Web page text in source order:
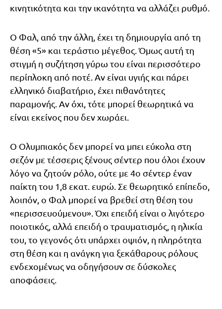
κινητικότητα και την ικανότητα να αλλάζει ρυθμό.
Ο Φαλ, από την άλλη, έχει τη δημιουργία από τη
θέση «5» και τεράστιο μέγεθος. Όμως αυτή τη
στιγμή η συζήτηση γύρω του είναι περισσότερο
περίπλοκη από ποτέ. Αν είναι υγιής και πάρει
ελληνικό διαβατήριο, έχει πιθανότητες
παραμονής. Αν όχι, τότε μπορεί θεωρητικά να
είναι εκείνος που δεν χωράει.
Ο Ολυμπιακός δεν μπορεί να μπει εύκολα στη
σεζόν με τέσσερις ξένους σέντερ που όλοι έχουν
λόγο να ζητούν ρόλο, ούτε με 4ο σέντερ έναν
παίκτη του 1,8 εκατ. ευρώ. Σε θεωρητικό επίπεδο,
λοιπόν, ο Φαλ μπορεί να βρεθεί στη θέση του
«περισσευούμενου». Όχι επειδή είναι ο λιγότερο
ποιοτικός, αλλά επειδή ο τραυματισμός, η ηλικία
του, το γεγονός ότι υπάρχει οψιόν, η πληρότητα
στη θέση και η ανάγκη για ξεκάθαρους ρόλους
ενδεχομένως να οδηγήσουν σε δύσκολες
αποφάσεις.